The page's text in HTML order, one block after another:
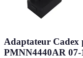
Adaptateur
PMNN4440AR 07-